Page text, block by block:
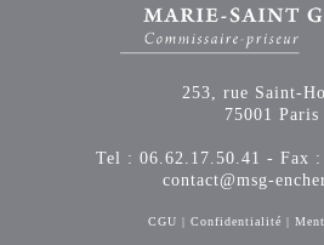
253, rue Saint-
75001 Paris
Tel : 06.62.17.50.41 - Fax
contact@msg-
CGU Confidentialité